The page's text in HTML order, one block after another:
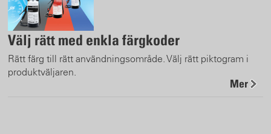
Välj rätt med enkla färgkoder
Rätt färg till rätt användningsområde. Välj rätt piktogram i
produktväljaren.
Mer